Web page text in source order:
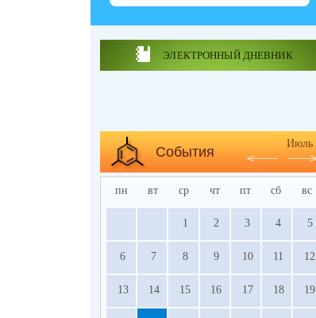
ЭЛЕКТРОННЫЙ ДНЕВНИК
События
Июль
пн вт ср чт пт сб вс
1 2 3 4 5
6 7 8 9 10 11 12
13 14 15 16 17 18 19